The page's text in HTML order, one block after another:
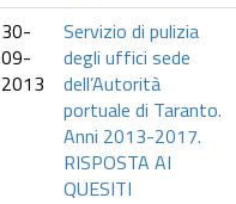
30-
09-
2013
Servizio di pulizia
degli uffici sede
dell’Autorità
portuale di Taranto.
Anni 2013-2017.
RISPOSTA AI
QUESITI